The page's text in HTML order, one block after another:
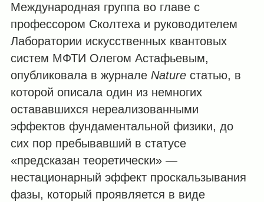
Международная группа во главе с
профессором Сколтеха и руководителем
Лаборатории искусственных квантовых
систем МФТИ Олегом Астафьевым,
опубликовала в журнале Natureстатью, в
которой описала один из немногих
остававшихся нереализованными
эффектов фундаментальной физики, до
сих пор пребывавший в статусе
«предсказан теоретически» —
нестационарный эффект проскальзывания
фазы, который проявляется в виде